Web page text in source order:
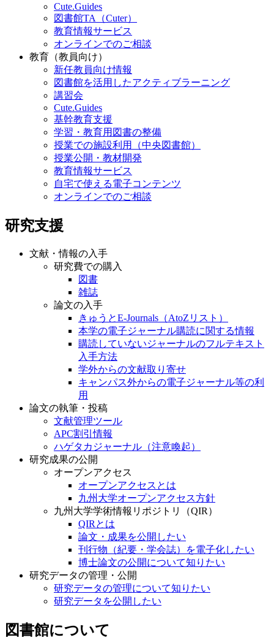
Cute.Guides
図書館TA（Cuter）
教育情報サービス
オンラインでのご相談
教育（教員向け）
新任教員向け情報
図書館を活用したアクティブラーニング
講習会
Cute.Guides
基幹教育支援
学習・教育用図書の整備
授業での施設利用（中央図書館）
授業公開・教材開発
教育情報サービス
自宅で使える電子コンテンツ
オンラインでのご相談
研究支援
文献・情報の入手
研究費での購入
図書
雑誌
論文の入手
きゅうとE-Journals（AtoZリスト）
本学の電子ジャーナル購読に関する情報
購読していないジャーナルのフルテキスト
入手方法
学外からの文献取り寄せ
キャンパス外からの電子ジャーナル等の利
用
論文の執筆・投稿
文献管理ツール
APC割引情報
ハゲタカジャーナル（注意喚起）
研究成果の公開
オープンアクセス
オープンアクセスとは
九州大学オープンアクセス方針
九州大学学術情報リポジトリ（QIR）
QIRとは
論文・成果を公開したい
刊行物（紀要・学会誌）を電子化したい
博士論文の公開について知りたい
研究データの管理・公開
研究データの管理について知りたい
研究データを公開したい
図書館について